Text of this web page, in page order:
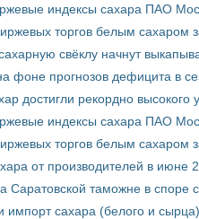
индексы сахара ПАО
торгов белым сахаром
свёклу начнут
фоне прогнозов дефицита в
достигли рекордно высокого
индексы сахара ПАО
торгов белым сахаром
от производителей в июне
Саратовской таможне в
импорт сахара (белого и